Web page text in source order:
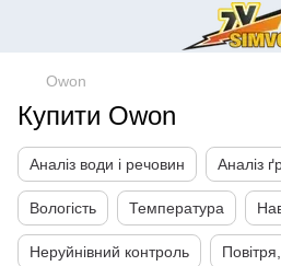
Owon
Купити Owon
Аналіз води і речовин Аналіз
Вологість Температура
Неруйнівний контроль